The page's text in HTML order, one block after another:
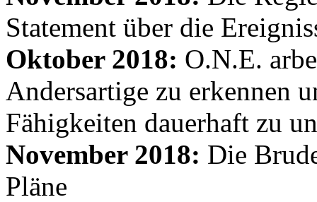
Statement über die
Oktober 2018: O.N.E.
Andersartige zu erkennen
Fähigkeiten dauerhaft zu
November 2018: Die
Pläne